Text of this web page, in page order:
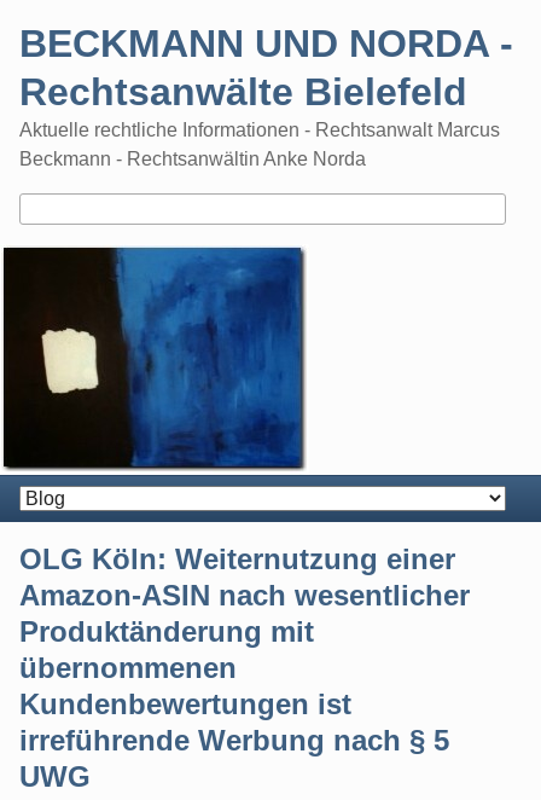
BECKMANN UND NORDA -
Rechtsanwälte Bielefeld
Aktuelle rechtliche Informationen - Rechtsanwalt Marcus
Beckmann - Rechtsanwältin Anke Norda
OLG Köln: Weiternutzung einer
Amazon-ASIN nach wesentlicher
Produktänderung mit
übernommenen
Kundenbewertungen ist
irreführende Werbung nach § 5
UWG